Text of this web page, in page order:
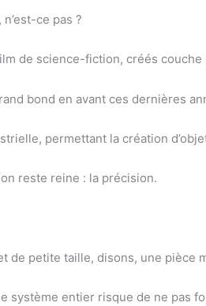
ce pas ?
de science-fiction, créés couche
bond en avant ces dernières
permettant la création
reste reine : la précision.
de petite taille, disons, une pièce
système entier risque de ne pas